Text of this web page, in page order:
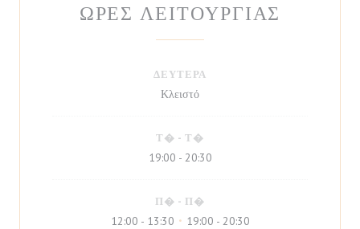
ΏΡΕΣ ΛΕΙΤΟΥΡΓΊΑΣ
ΔΕΥΤΈΡΑ
Κλειστό
Τ� -Τ�
19:00 - 20:30
Π� - Π�
12:00 - 13:30 • 19:00 - 20:30